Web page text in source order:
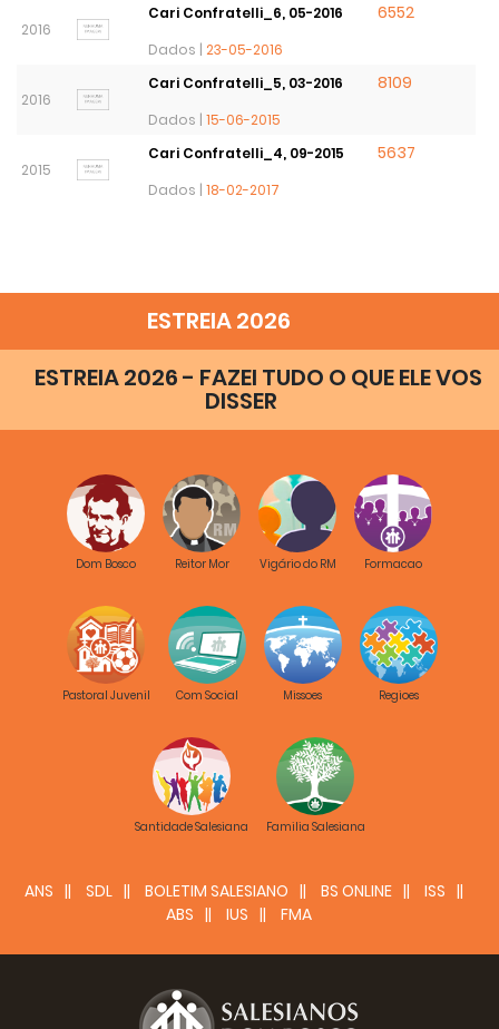
2016
Cari Confratelli_6, 05-2016
Dados | 23-05-2016
6552
2016
Cari Confratelli_5, 03-2016
Dados | 15-06-2015
8109
2015
Cari Confratelli_4, 09-2015
Dados | 18-02-2017
5637
ESTREIA 2026
ESTREIA 2026 - FAZEI TUDO O QUE ELE VOS
DISSER
Dom Bosco Reitor Mor Vigário do RM Formacao
Pastoral Juvenil Com Social Missoes Regioes
Santidade Salesiana Familia Salesiana
ANS SDL BOLETIM SALESIANO BS ONLINE
ISS
ABS
IUS FMA